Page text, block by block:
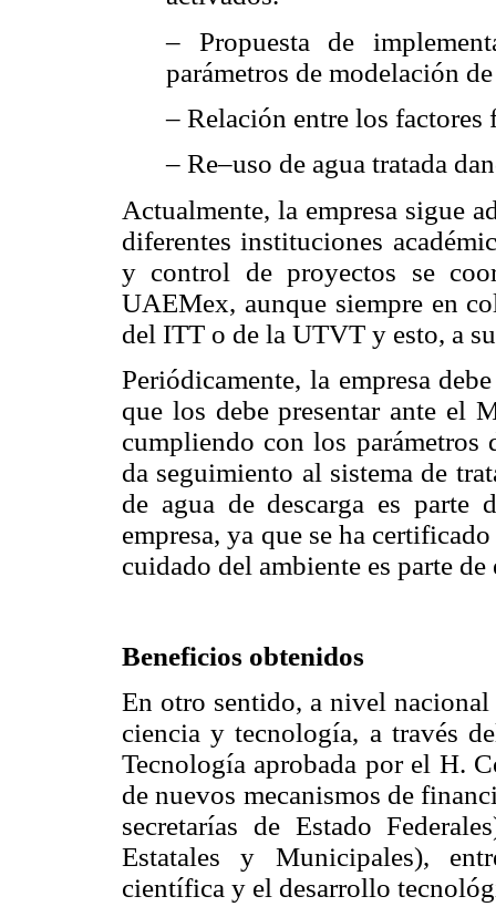
– Propuesta de
parámetros de modelación
– Relación entre los
– Re–uso de agua tratada
Actualmente, la empresa sigue
diferentes instituciones
y control de proyectos se
UAEMex, aunque siempre en
del ITT o de la UTVT y esto, a
Periódicamente, la empresa
que los debe presentar ante el
cumpliendo con los parámetros
da seguimiento al sistema de
de agua de descarga es parte
empresa, ya que se ha
cuidado del ambiente es parte
Beneficios obtenidos
En otro sentido, a nivel
ciencia y tecnología, a través
Tecnología aprobada por el H.
de nuevos mecanismos de
secretarías de Estado
Estatales y Municipales),
científica y el desarrollo